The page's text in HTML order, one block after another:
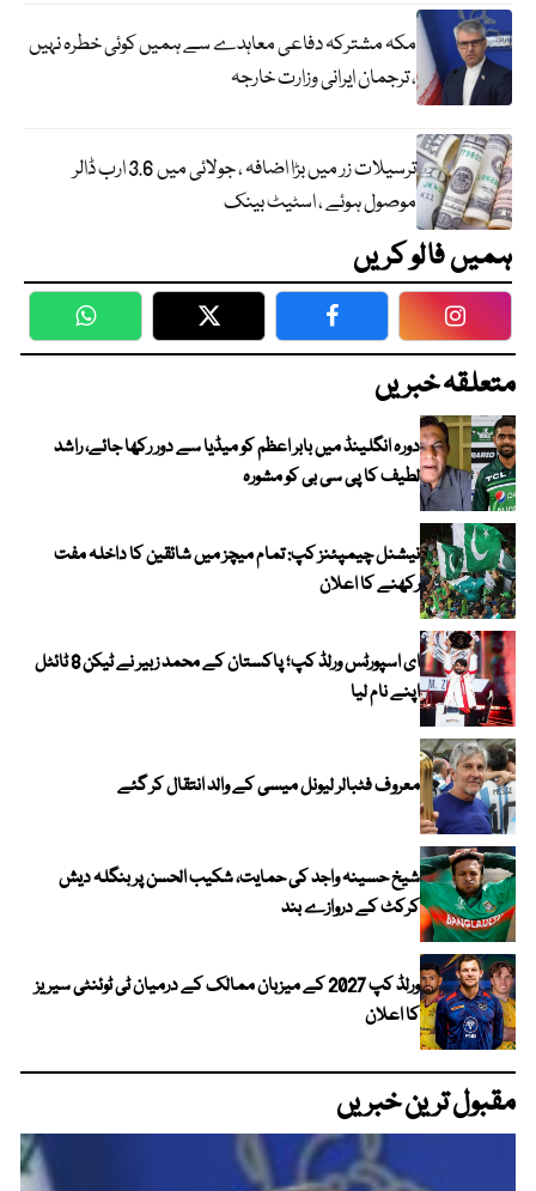
مکہ مشترکہ دفاعی معاہدے سے ہمیں کوئی خطرہ نہیں
، ترجمان ایرانی وزارت خارجہ
ترسیلات زر میں بڑا اضافہ ، جولائی میں 3.6 ارب ڈالر
موصول ہوئے ، اسٹیٹ بینک
ہمیں فالو کریں
WhatsApp Twitter Facebook
متعلقہ خبریں
دورہ انگلینڈ میں بابر اعظم کو میڈیا سے دور رکھا جائے، راشد
لطیف کا پی سی بی کو مشورہ
نیشنل چیمپئنز کپ: تمام میچز میں شائقین کا داخلہ مفت
رکھنے کا اعلان
ای اسپورٹس ورلڈ کپ؛ پاکستان کے محمد زبیر نے ٹیکن 8 ٹائٹل
اپنے نام لیا
معروف فٹبالر لیونل میسی کے والد انتقال کر گئے
شیخ حسینہ واجد کی حمایت، شکیب الحسن پر بنگلہ دیش
کرکٹ کے دروازے بند
ورلڈ کپ 2027 کے میزبان ممالک کے درمیان ٹی ٹوئنٹی سیریز
کا اعلان
مقبول ترین خبریں